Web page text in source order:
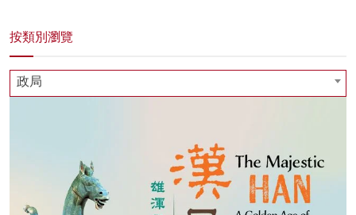
按類別瀏覽
政局